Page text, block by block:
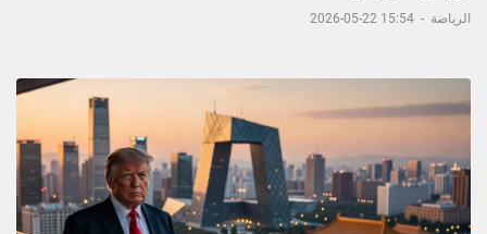
الرياضة -
15:54 22-05-2026